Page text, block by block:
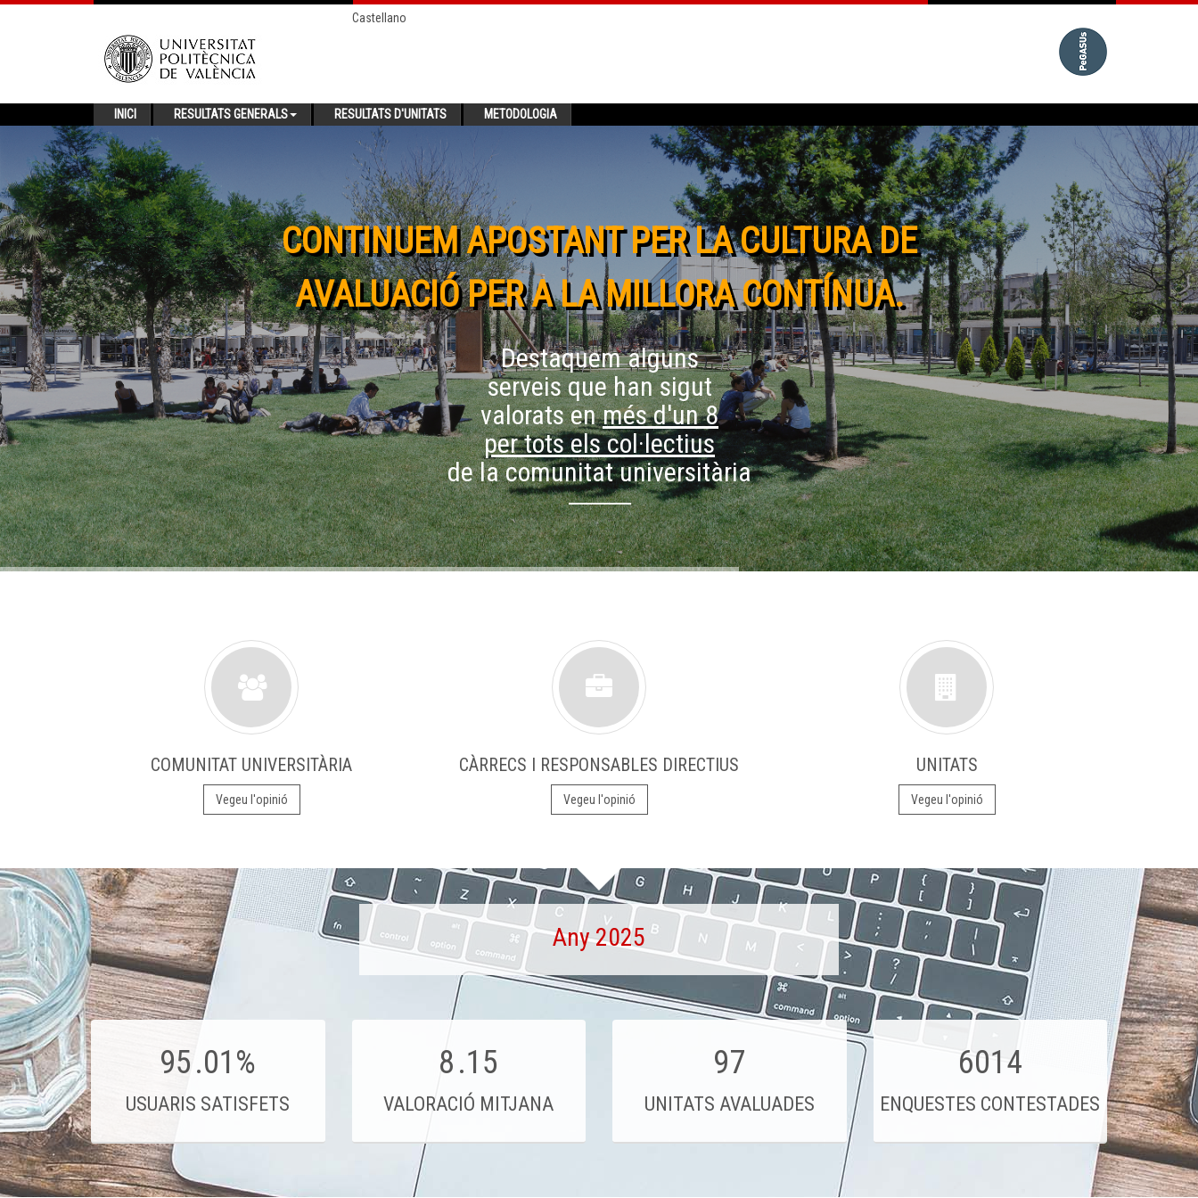
Castellano
INICI RESULTATS GENERALS RESULTATS D'UNITATS METODOLOGIA
CONTINUEM APOSTANT PER LA CULTURA DE
AVALUACIÓ PER A LA MILLORA CONTÍNUA.
Destaquem alguns
serveis que han sigut
valorats enmés d'un 8
per tots els col·lectius
de la comunitat universitària
COMUNITAT UNIVERSITÀRIA
Vegeu l'opinió
CÀRRECS I RESPONSABLES DIRECTIUS
Vegeu l'opinió
UNITATS
Vegeu l'opinió
Any 2025
95.01%
USUARIS SATISFETS
8.15
VALORACIÓ MITJANA
97
UNITATS AVALUADES
6014
ENQUESTES CONTESTADES